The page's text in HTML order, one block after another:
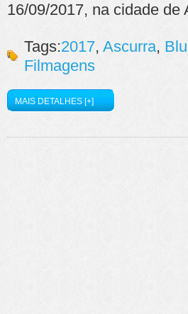
16/09/2017, na cidade de
Tags:2017, Ascurra,
Filmagens
MAIS DETALHES [+]